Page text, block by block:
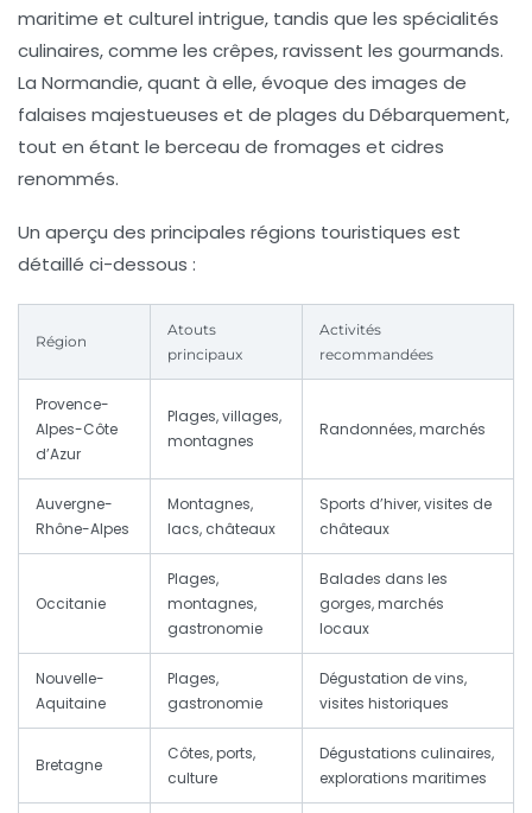
maritime et culturel intrigue, tandis que les spécialités
culinaires, comme les crêpes, ravissent les gourmands.
La Normandie, quant à elle, évoque des images de
falaises majestueuses et de plages du Débarquement,
tout en étant le berceau de fromages et cidres
renommés.
Un aperçu des principales régions touristiques est
détaillé ci-dessous :
Région
Atouts
principaux
Activités
recommandées
Provence-
Alpes-Côte
d’Azur
Plages, villages,
montagnes
Randonnées, marchés
Auvergne-
Rhône-Alpes
Montagnes,
lacs, châteaux
Sports d’hiver, visites de
châteaux
Occitanie
Plages,
montagnes,
gastronomie
Balades dans les
gorges, marchés
locaux
Nouvelle-
Aquitaine
Plages,
gastronomie
Dégustation de vins,
visites historiques
Bretagne
Côtes, ports,
culture
Dégustations culinaires,
explorations maritimes